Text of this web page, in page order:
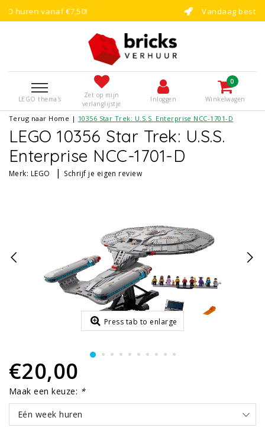
Vandaag besteld, binnen enkele
LEGO thema's
Zet op mijn
verlanglijstje
Inloggen
0
Winkelwagen
Terug naar Home | 10356 Star Trek: U.S.S. Enterprise NCC-1701-D
LEGO 10356 Star Trek: U.S.S.
Enterprise NCC-1701-D
Merk: LEGO | Schrijf je eigen review
Press tab to enlarge
€20,00
Maak een keuze: *
Eén week huren